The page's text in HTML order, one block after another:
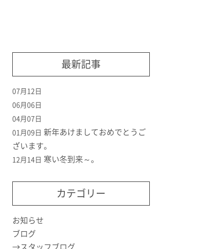
最新記事
07月12日
06月06日
04月07日
01月09日 新年あけましておめでとうご
ざいます。
12月14日 寒い冬到来～。
カテゴリー
お知らせ
ブログ
スタッフブログ